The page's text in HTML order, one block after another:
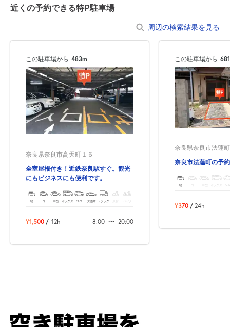
近くの予約できる特P駐車場
周辺の検索結果を見る
この駐車場から 483m
奈良県奈良市高天町１６
全室屋根付き！近鉄奈良駅すぐ。観光
にもビジネスにも便利です。
軽 コ 中型 ボックス SUV 大型車 トラック バイク
¥1,500 / 12h 8:00 〜 20:00
この駐車場から
奈良県奈良市法蓮
奈良市法蓮町の予
軽 中型 ボックス
¥370 / 24h